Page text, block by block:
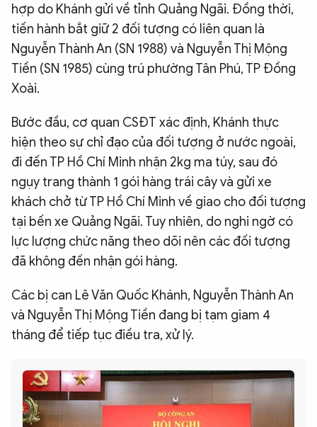
hợp do Khánh gửi về tỉnh Quảng Ngãi. Đồng thời,
tiến hành bắt giữ 2 đối tượng có liên quan là
Nguyễn Thành An (SN 1988) và Nguyễn Thị Mộng
Tiền (SN 1985) cùng trú phường Tân Phú, TP Đồng
Xoài.
Bước đầu, cơ quan CSĐT xác định, Khánh thực
hiện theo sự chỉ đạo của đối tượng ở nước ngoài,
đi đến TP Hồ Chí Minh nhận 2kg ma túy, sau đó
ngụy trang thành 1 gói hàng trái cây và gửi xe
khách chở từ TP Hồ Chí Minh về giao cho đối tượng
tại bến xe Quảng Ngãi. Tuy nhiên, do nghi ngờ có
lực lượng chức năng theo dõi nên các đối tượng
đã không đến nhận gói hàng.
Các bị can Lê Văn Quốc Khánh, Nguyễn Thành An
và Nguyễn Thị Mộng Tiền đang bị tạm giam 4
tháng để tiếp tục điều tra, xử lý.